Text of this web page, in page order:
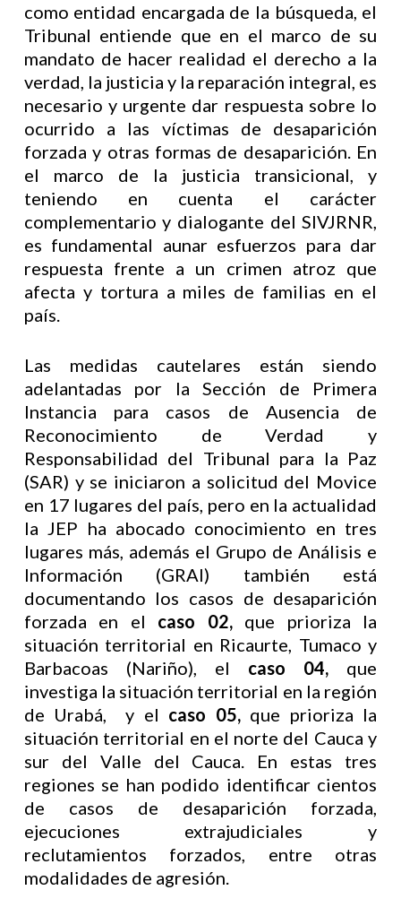
como entidad encargada de la búsqueda, el
Tribunal entiende que en el marco de su
mandato de hacer realidad el derecho a la
verdad, la justicia y la reparación integral, es
necesario y urgente dar respuesta sobre lo
ocurrido a las víctimas de desaparición
forzada y otras formas de desaparición. En
el marco de la justicia transicional, y
teniendo en cuenta el carácter
complementario y dialogante del SIVJRNR,
es fundamental aunar esfuerzos para dar
respuesta frente a un crimen atroz que
afecta y tortura a miles de familias en el
país.
Las medidas cautelares están siendo
adelantadas por la Sección de Primera
Instancia para casos de Ausencia de
Reconocimiento de Verdad y
Responsabilidad del Tribunal para la Paz
(SAR) y se iniciaron a solicitud del Movice
en 17 lugares del país, pero en la actualidad
la JEP ha abocado conocimiento en tres
lugares más, además el Grupo de Análisis e
Información (GRAI) también está
documentando los casos de desaparición
forzada en el caso 02,que prioriza la
situación territorial en Ricaurte, Tumaco y
Barbacoas (Nariño), el caso 04, que
investiga la situación territorial en la región
de Urabá, y el caso 05, que prioriza la
situación territorial en el norte del Cauca y
sur del Valle del Cauca. En estas tres
regiones se han podido identificar cientos
de casos de desaparición forzada,
ejecuciones extrajudiciales y
reclutamientos forzados, entre otras
modalidades de agresión.